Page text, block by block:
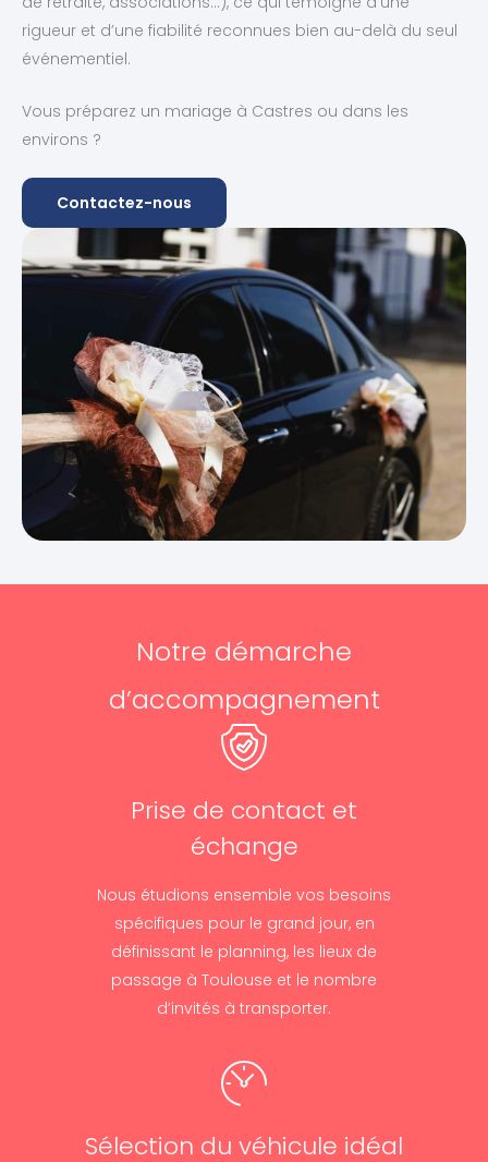
rigueur et d’une fiabilité reconnues bien au-delà du seul
événementiel.
Vous préparez un mariage à Castres ou dans les
environs ?
Contactez-nous
Notre démarche
d’accompagnement
Prise de contact et
échange
Nous étudions ensemble vos besoins
spécifiques pour le grand jour, en
définissant le planning, les lieux de
passage à Toulouse et le nombre
d’invités à transporter.
Sélection du véhicule idéal